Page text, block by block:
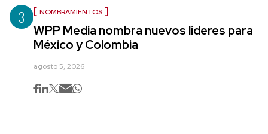
3 NOMBRAMIENTOS
WPP Media nombra nuevos líderes para
México y Colombia
agosto 5, 2026